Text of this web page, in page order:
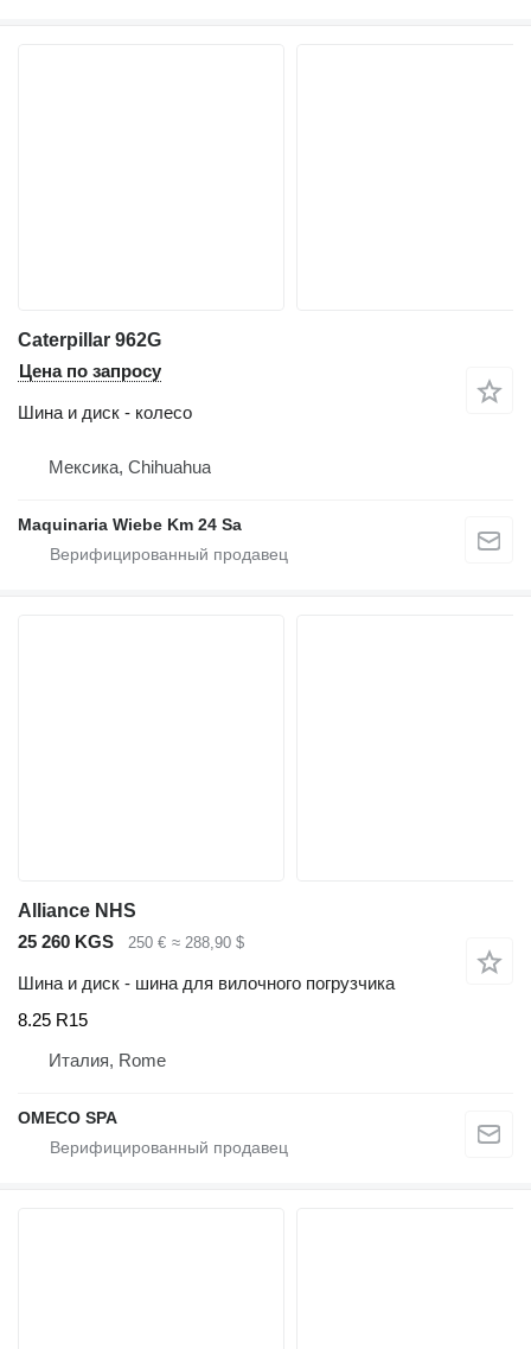
Caterpillar 962G
Цена по запросу
Шина и диск - колесо
Мексика, Chihuahua
Maquinaria Wiebe Km 24 Sa
Alliance NHS
25 260 KGS
250 € ≈ 288,90 $
Шина и диск - шина для вилочного погрузчика
8.25 R15
Италия, Rome
OMECO SPA